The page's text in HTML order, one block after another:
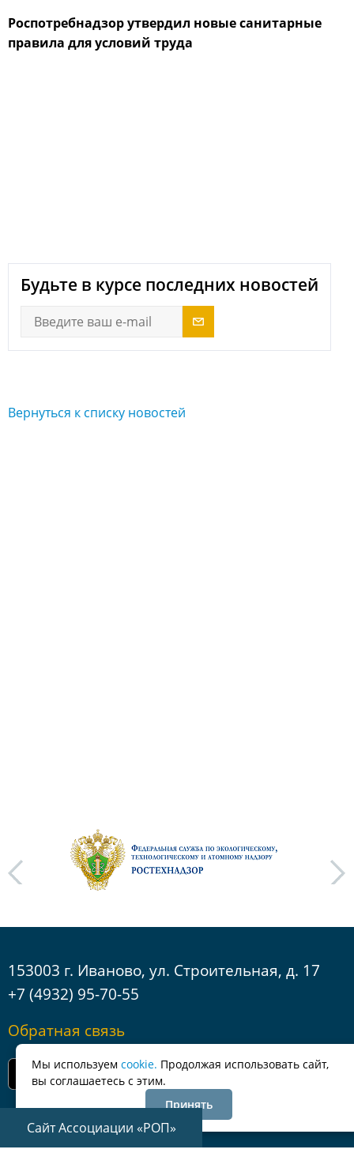
Роспотребнадзор утвердил новые санитарные
правила для условий труда
Будьте в курсе последних новостей
Вернуться к списку новостей
153003 г. Иваново, ул. Строительная, д. 17
+7 (4932) 95-70-55
Обратная связь
Сайт Ассоциации «РОП»
Мы используем cookie. Продолжая использовать сайт,
вы соглашаетесь с этим.
Принять